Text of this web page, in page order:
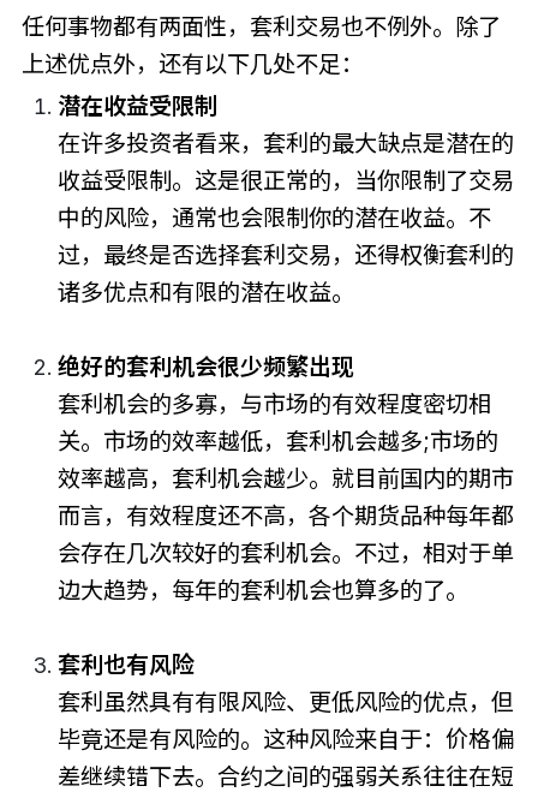
任何事物都有两面性，套利交易也不例外。除了
上述优点外，还有以下几处不足：
潜在收益受限制
在许多投资者看来，套利的最大缺点是潜在的
收益受限制。这是很正常的，当你限制了交易
中的风险，通常也会限制你的潜在收益。不
过，最终是否选择套利交易，还得权衡套利的
诸多优点和有限的潜在收益。
绝好的套利机会很少频繁出现
套利机会的多寡，与市场的有效程度密切相
关。市场的效率越低，套利机会越多;市场的
效率越高，套利机会越少。就目前国内的期市
而言，有效程度还不高，各个期货品种每年都
会存在几次较好的套利机会。不过，相对于单
边大趋势，每年的套利机会也算多的了。
套利也有风险
套利虽然具有有限风险、更低风险的优点，但
毕竟还是有风险的。这种风险来自于：价格偏
差继续错下去。合约之间的强弱关系往往在短